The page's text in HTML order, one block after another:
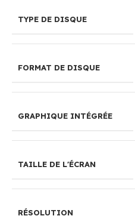
TYPE DE DISQUE
FORMAT DE DISQUE
GRAPHIQUE INTÉGRÉE
TAILLE DE L'ÉCRAN
RÉSOLUTION